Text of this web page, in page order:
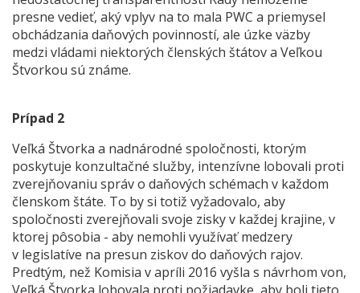
presne vedieť, aký vplyv na to mala PWC a priemysel
obchádzania daňových povinností, ale úzke väzby
medzi vládami niektorých členských štátov a Veľkou
Štvorkou sú známe.
Prípad 2
Veľká Štvorka a nadnárodné spoločnosti, ktorým
poskytuje konzultačné služby, intenzívne lobovali proti
zverejňovaniu správ o daňových schémach v každom
členskom štáte. To by si totiž vyžadovalo, aby
spoločnosti zverejňovali svoje zisky v každej krajine, v
ktorej pôsobia - aby nemohli využívať medzery
v legislatíve na presun ziskov do daňových rajov.
Predtým, než Komisia v apríli 2016 vyšla s návrhom von,